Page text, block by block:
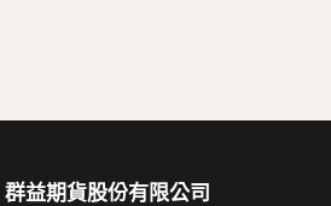
益期貨股份有限公司